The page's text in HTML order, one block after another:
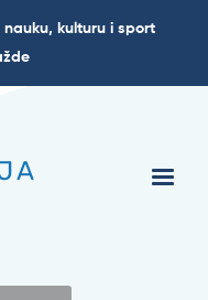
kulturu i sport